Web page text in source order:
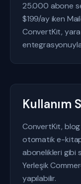
25.000 abone
$199/ay iken
ConvertKit,
Kullanım
ConvertKit, blog
otomatik e-kitap
abonelikleri gibi
Yerleşik
yapılabilir.